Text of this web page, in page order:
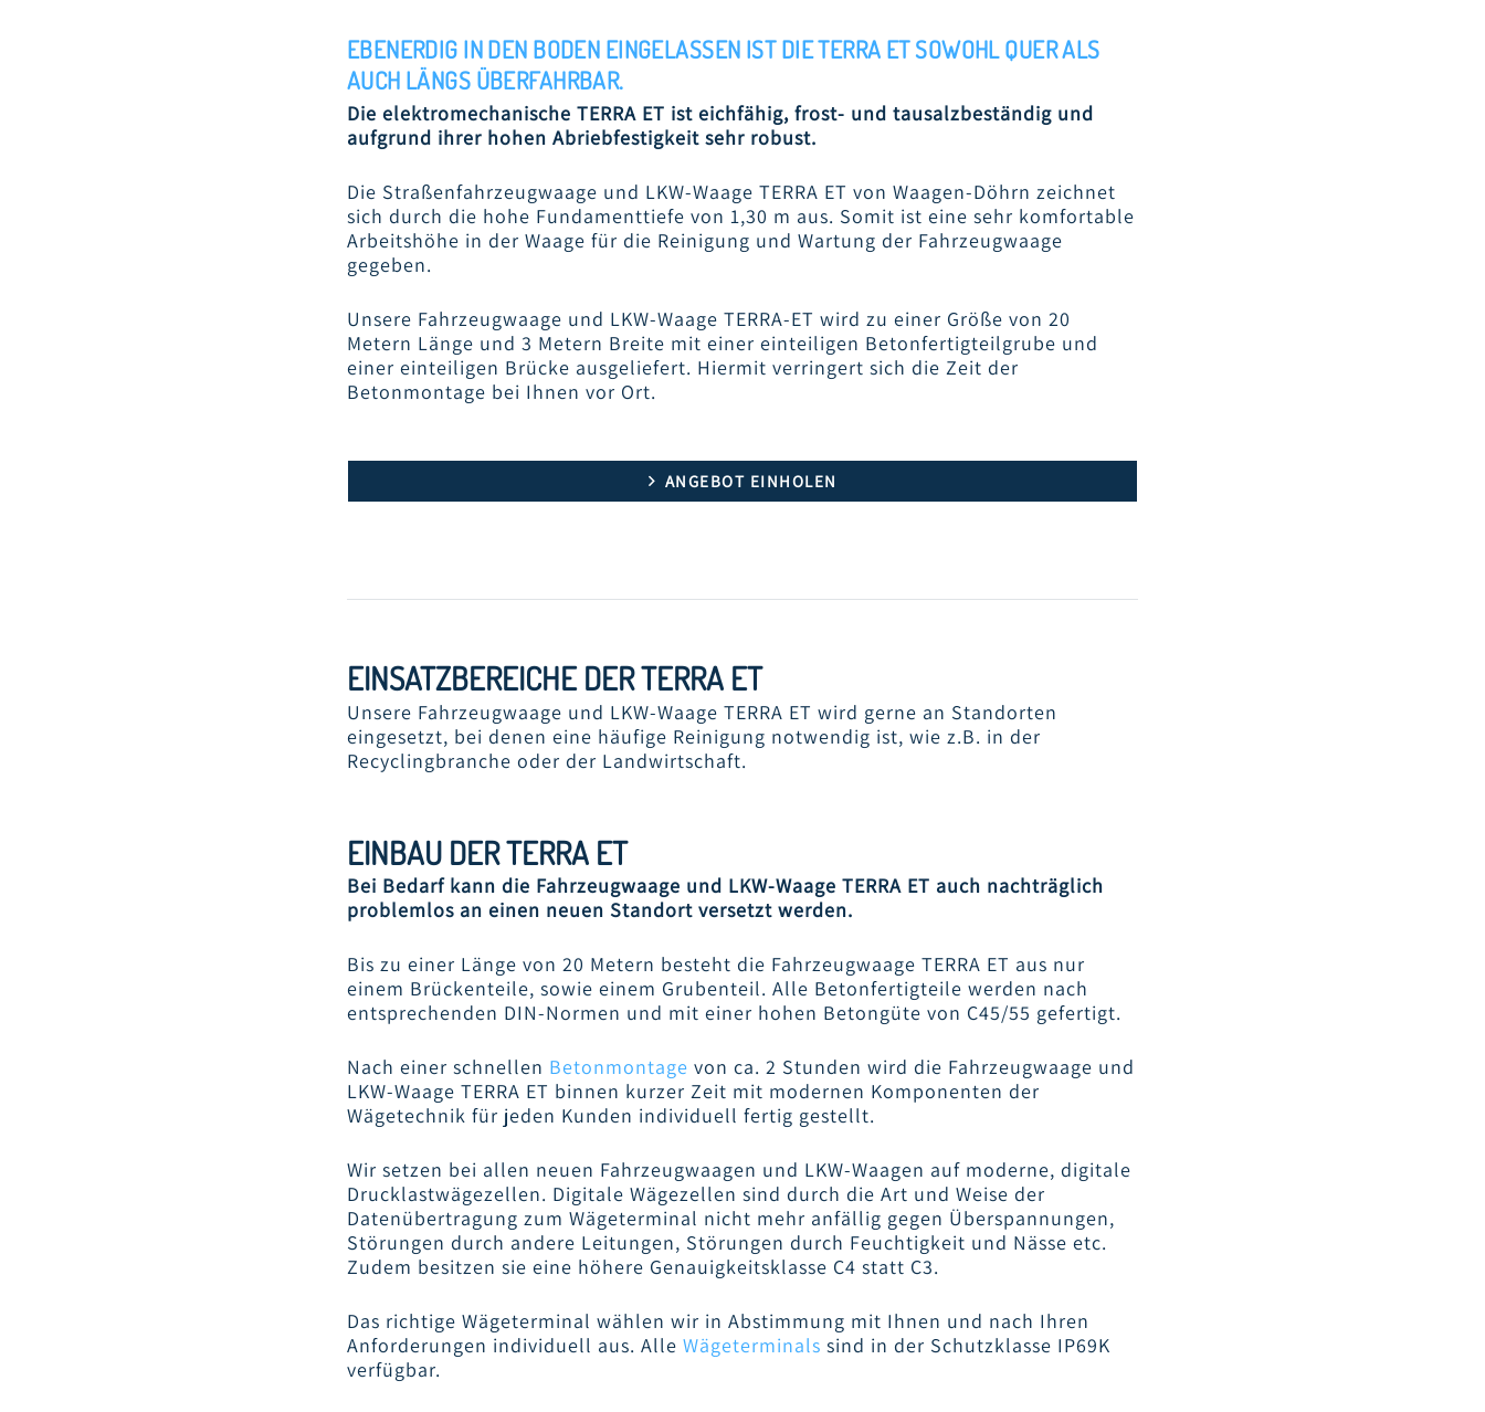
EBENERDIG IN DEN BODEN EINGELASSEN IST DIE TERRA ET SOWOHL QUER ALS
AUCH LÄNGS ÜBERFAHRBAR.
Die elektromechanische TERRA ET ist eichfähig, frost- und tausalzbeständig und
aufgrund ihrer hohen Abriebfestigkeit sehr robust.
Die Straßenfahrzeugwaage und LKW-Waage TERRA ET von Waagen-Döhrn zeichnet
sich durch die hohe Fundamenttiefe von 1,30 m aus. Somit ist eine sehr komfortable
Arbeitshöhe in der Waage für die Reinigung und Wartung der Fahrzeugwaage
gegeben.
Unsere Fahrzeugwaage und LKW-Waage TERRA-ET wird zu einer Größe von 20
Metern Länge und 3 Metern Breite mit einer einteiligen Betonfertigteilgrube und
einer einteiligen Brücke ausgeliefert. Hiermit verringert sich die Zeit der
Betonmontage bei Ihnen vor Ort.
ANGEBOT EINHOLEN
TERRA-ET-IM-
TERRA-ET
FAHRZEUGWAAGE-
EINSATZBEREICHE DER TERRA ET
Unsere Fahrzeugwaage und LKW-Waage TERRA ET wird gerne an Standorten
eingesetzt, bei denen eine häufige Reinigung notwendig ist, wie z.B. in der
Recyclingbranche oder der Landwirtschaft.
EINBAU DER TERRA ET
Bei Bedarf kann die Fahrzeugwaage und LKW-Waage TERRA ET auch nachträglich
problemlos an einen neuen Standort versetzt werden.
Bis zu einer Länge von 20 Metern besteht die Fahrzeugwaage TERRA ET aus nur
einem Brückenteile, sowie einem Grubenteil. Alle Betonfertigteile werden nach
entsprechenden DIN-Normen und mit einer hohen Betongüte von C45/55 gefertigt.
Nach einer schnellen Betonmontage von ca. 2 Stunden wird die Fahrzeugwaage und
LKW-Waage TERRA ET binnen kurzer Zeit mit modernen Komponenten der
Wägetechnik für jeden Kunden individuell fertig gestellt.
Wir setzen bei allen neuen Fahrzeugwaagen und LKW-Waagen auf moderne, digitale
Drucklastwägezellen. Digitale Wägezellen sind durch die Art und Weise der
Datenübertragung zum Wägeterminal nicht mehr anfällig gegen Überspannungen,
Störungen durch andere Leitungen, Störungen durch Feuchtigkeit und Nässe etc.
Zudem besitzen sie eine höhere Genauigkeitsklasse C4 statt C3.
Das richtige Wägeterminal wählen wir in Abstimmung mit Ihnen und nach Ihren
Anforderungen individuell aus. Alle Wägeterminals sind in der Schutzklasse IP69K
verfügbar.